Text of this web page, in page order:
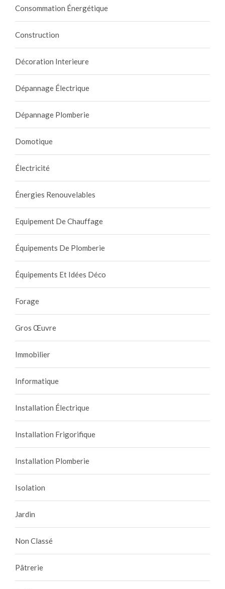
Consommation Énergétique
Construction
Décoration Interieure
Dépannage Électrique
Dépannage Plomberie
Domotique
Électricité
Énergies Renouvelables
Equipement De Chauffage
Équipements De Plomberie
Équipements Et Idées Déco
Forage
Gros Œuvre
Immobilier
Informatique
Installation Électrique
Installation Frigorifique
Installation Plomberie
Isolation
Jardin
Non Classé
Pâtrerie